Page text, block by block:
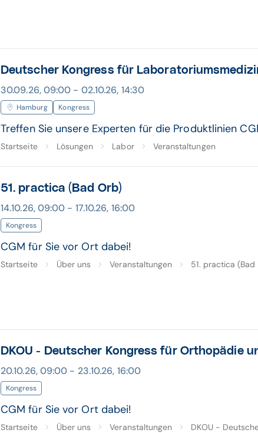
Deutscher Kongress für
30.09.26, 09:00 - 02.10.26, 14:30
Hamburg Kongress
Treffen Sie unsere Experten für die Produktlinien
Startseite Lösungen Labor Veranstaltungen
51. practica (Bad Orb)
14.10.26, 09:00 - 17.10.26, 16:00
Kongress
CGM für Sie vor Ort dabei!
Startseite Über uns Veranstaltungen 51. practica (Bad
DKOU - Deutscher Kongress für Orthopädie
20.10.26, 09:00 - 23.10.26, 16:00
Kongress
CGM für Sie vor Ort dabei!
Startseite Über uns Veranstaltungen DKOU -